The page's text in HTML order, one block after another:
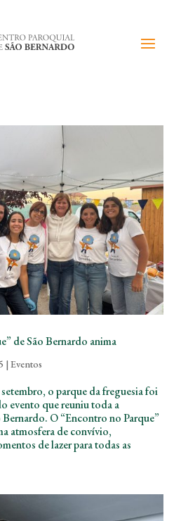
de São Bernardo anima
| Eventos
o parque da freguesia foi
evento que reuniu toda a
O “Encontro no Parque”
atmosfera de convívio,
de lazer para todas as